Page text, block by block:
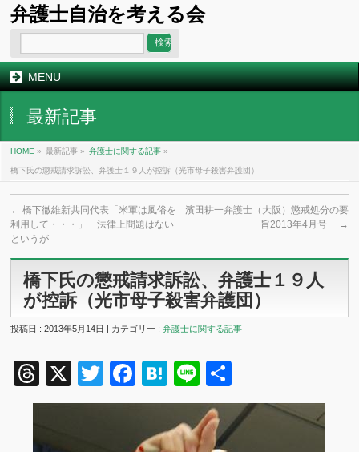
弁護士自治を考える会
MENU
最新記事
HOME » 最新記事 » 弁護士に関する記事 »
橋下氏の懲戒請求訴訟、弁護士１９人が控訴（光市母子殺害弁護団）
← 橋下徹維新共同代表「米軍は風俗を
利用して・・・」 法律上問題はない
というが
濱田耕一弁護士（大阪）懲戒処分の要
旨2013年4月号
→
橋下氏の懲戒請求訴訟、弁護士１９人
が控訴（光市母子殺害弁護団）
投稿日 : 2013年5月14日 | カテゴリー :弁護士に関する記事
Threads
X TwitterFacebook
Hatena
Line
有